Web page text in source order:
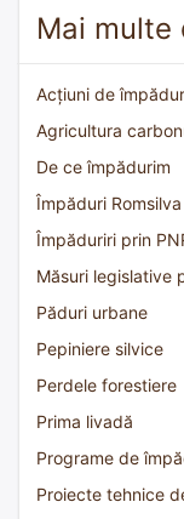
Mai
Acțiuni de
Agricultura
De ce împădurim
Împăduri Romsilva
Împăduriri prin
Măsuri legislative
Păduri urbane
Pepiniere silvice
Perdele forestiere
Prima livadă
Programe de
Proiecte tehnice